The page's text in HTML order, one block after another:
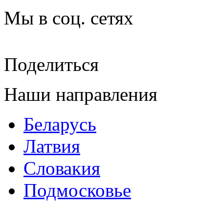
Мы в соц. сетях
Поделиться
Наши направления
Беларусь
Латвия
Словакия
Подмосковье